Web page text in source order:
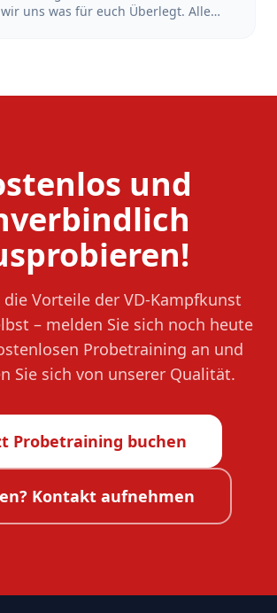
uns was für euch Überlegt. Alle
und Starte dein Training jetzt!
und
die Vorteile der VD-Kampfkunst
– melden Sie sich noch heute
Probetraining an und
Sie sich von unserer Qualität.
Probetraining buchen
Kontakt aufnehmen